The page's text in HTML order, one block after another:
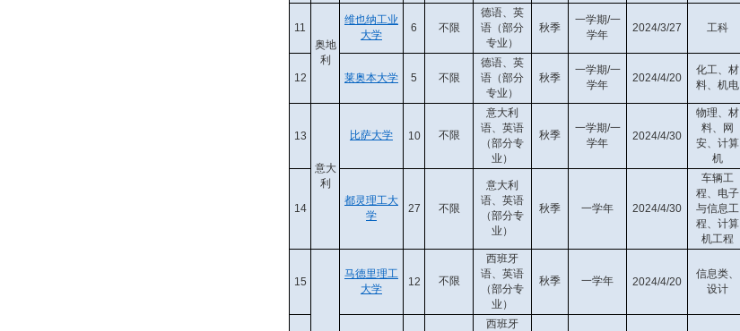
11
奥地
利
维也纳工业
大学
6 不限
德语、英
语（部分
专业）
秋季
一学期/一
学年
2024/3/27 工科
12 莱奥本大学 5 不限
德语、英
语（部分
专业）
秋季
一学期/一
学年
2024/4/20
化工、材
料、机电
13
意大
利
比萨大学 10 不限
意大利
语、英语
（部分专
业）
秋季
一学期/一
学年
2024/4/30
物理、材
料、网
安、计算
机
14
都灵理工大
学
27 不限
意大利
语、英语
（部分专
业）
秋季 一学年 2024/4/30
车辆工
程、电子
与信息工
程、计算
机工程
15
马德里理工
大学
12 不限
西班牙
语、英语
（部分专
业）
秋季 一学年 2024/4/20
信息类、
设计
西班牙